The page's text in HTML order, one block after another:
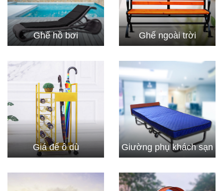
Ghế hồ bơi Ghế ngoài trời
Giá để ô dù Giường phụ khách sạn